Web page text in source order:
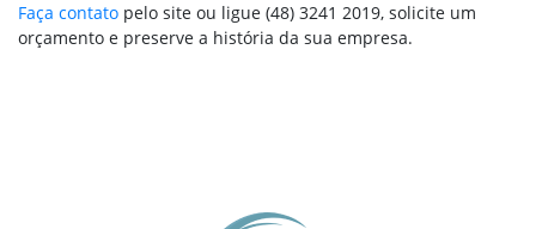
Faça contato pelo site ou ligue (48) 3241 2019, solicite um
orçamento e preserve a história da sua empresa.